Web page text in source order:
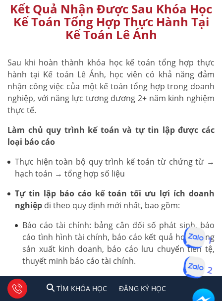
Kết Quả Nhận Được Sau Khóa Học
Kế Toán Tổng Hợp Thực Hành Tại
Kế Toán Lê Ánh
Sau khi hoàn thành khóa học kế toán tổng hợp thực
hành tại Kế toán Lê Ánh, học viên có khả năng đảm
nhận công việc của một kế toán tổng hợp trong doanh
nghiệp, với năng lực tương đương 2+ năm kinh nghiệm
thực tế.
Làm chủ quy trình kế toán và tự tin lập được các
loại báo cáo
Thực hiện toàn bộ quy trình kế toán từ chứng từ →
hạch toán → tổng hợp số liệu
Tự tin lập báo cáo kế toán tối ưu lợi ích doanh
nghiệp đi theo quy định mới nhất, bao gồm:
Báo cáo tài chính: bảng cân đối số phát sinh, báo
cáo tình hình tài chính, báo cáo kết quả hoạt động
sản xuất kinh doanh, báo cáo lưu chuyển tiền tệ,
thuyết minh báo cáo tài chính.
Báo cáo thuế: Tờ khai thuế GTGT, TNCN, TNDN
theo quy định hiện hành
TÌM KHÓA HỌC ĐĂNG KÍ HỌC
1 2 Tư vấn facebook
TÌM KHÓA HỌC ĐĂNG KÝ HỌC
1
2